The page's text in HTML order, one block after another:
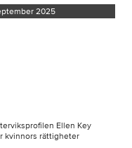
2025
Ellen Key
kvinnors rättigheter